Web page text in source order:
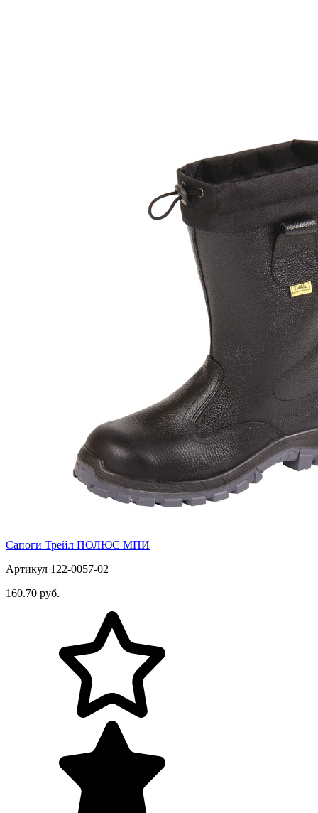
Сапоги Трейл ПОЛЮС МПИ
Артикул 122-0057-02
160.70 руб.